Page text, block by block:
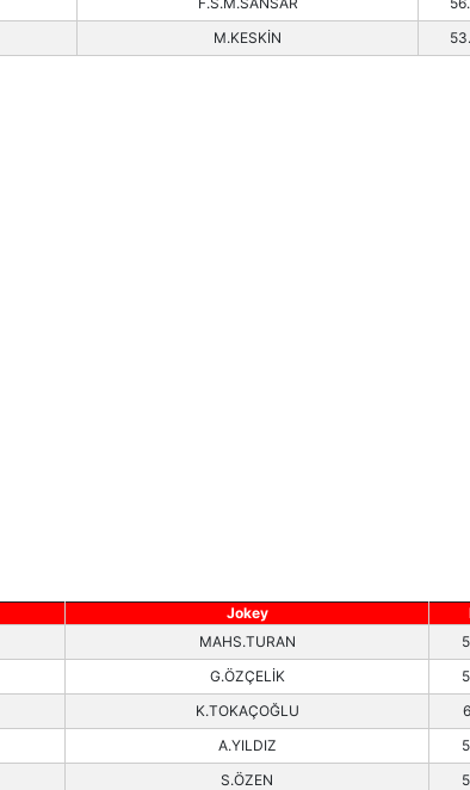
M.KESKİN
Jokey
MAHS.TURAN
G.ÖZÇELİK
K.TOKAÇOĞLU
A.YILDIZ
S.ÖZEN